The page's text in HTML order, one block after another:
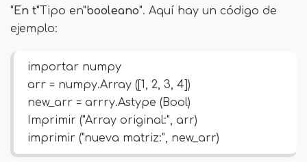
"En t"Tipo en"booleano". Aquí hay un código de
ejemplo:
importar numpy
arr = numpy.Array ([1, 2, 3, 4])
new_arr = arrry.Astype (Bool)
Imprimir ("Array original:", arr)
imprimir ("nueva matriz:", new_arr)